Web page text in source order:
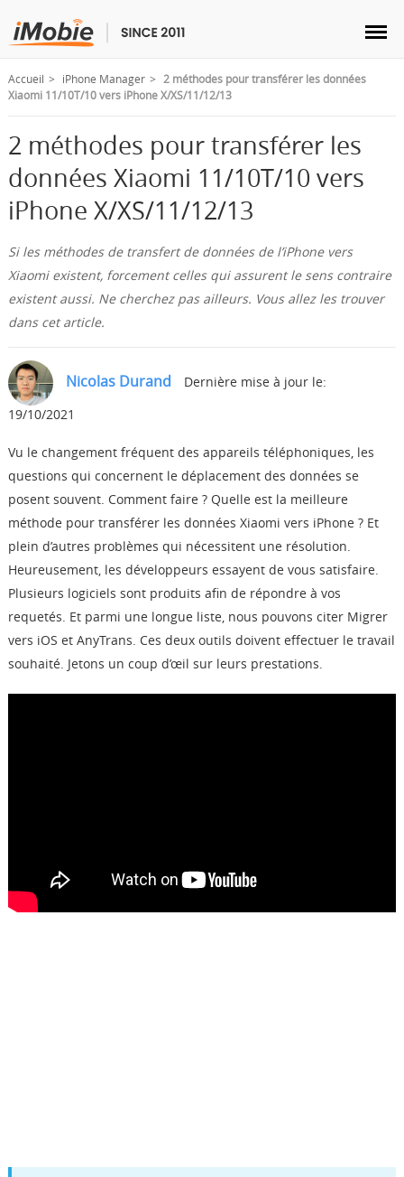
Déverrouillage & Récupération
Transfert
Multimédia
Utilitaires
Solutions
Télécharger
Support
Langue
Accueil iPhone Manager
2 méthodes pour transférer les données
Xiaomi 11/10T/10 vers iPhone X/XS/11/12/13
2 méthodes pour transférer les
données Xiaomi 11/10T/10 vers
iPhone X/XS/11/12/13
Si les méthodes de transfert de données de l’iPhone vers
Xiaomi existent, forcement celles qui assurent le sens contraire
existent aussi. Ne cherchez pas ailleurs. Vous allez les trouver
dans cet article.
Nicolas Durand
Dernière mise à jour le:
19/10/2021
Vu le changement fréquent des appareils téléphoniques, les
questions qui concernent le déplacement des données se
posent souvent. Comment faire ? Quelle est la meilleure
méthode pour transférer les données Xiaomi vers iPhone ? Et
plein d’autres problèmes qui nécessitent une résolution.
Heureusement, les développeurs essayent de vous satisfaire.
Plusieurs logiciels sont produits afin de répondre à vos
requetés. Et parmi une longue liste, nous pouvons citer Migrer
vers iOS et AnyTrans. Ces deux outils doivent effectuer le travail
souhaité. Jetons un coup d’œil sur leurs prestations.